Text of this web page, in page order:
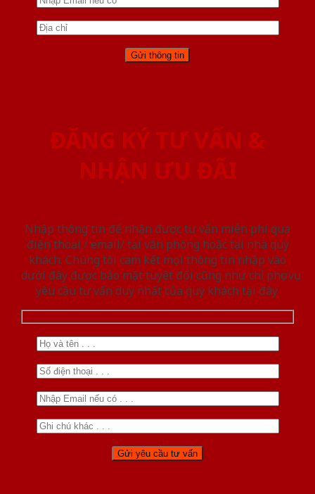
ĐĂNG KÝ TƯ VẤN &
NHẬN ƯU ĐÃI
Nhập thông tin để nhận được tư vấn miễn phí qua
điện thoại / email/ tại văn phòng hoặc tại nhà quý
khách. Chúng tôi cam kết mọi thông tin nhập vào
dưới đây được bảo mật tuyệt đối cũng như chỉ phục vụ
yêu cầu tư vấn duy nhất của quý khách tại đây.